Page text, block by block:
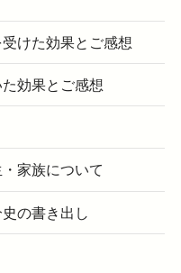
けた効果とご感想
た効果とご感想
家族について
の書き出し